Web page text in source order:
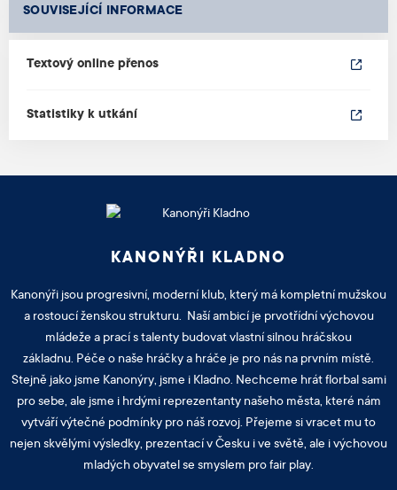
SOUVISEJÍCÍ INFORMACE
Textový online přenos
Statistiky k utkání
KANONÝŘI KLADNO
Kanonýři jsou progresivní, moderní klub, který má kompletní mužskou
a rostoucí ženskou strukturu. Naší ambicí je prvotřídní výchovou
mládeže a prací s talenty budovat vlastní silnou hráčskou
základnu. Péče o naše hráčky a hráče je pro nás na prvním místě.
Stejně jako jsme Kanonýry, jsme i Kladno. Nechceme hrát florbal sami
pro sebe, ale jsme i hrdými reprezentanty našeho města, které nám
vytváří výtečné podmínky pro náš rozvoj. Přejeme si vracet mu to
nejen skvělými výsledky, prezentací v Česku i ve světě, ale i výchovou
mladých obyvatel se smyslem pro fair play.